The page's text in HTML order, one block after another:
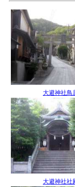
大避神社鳥
大避神社社